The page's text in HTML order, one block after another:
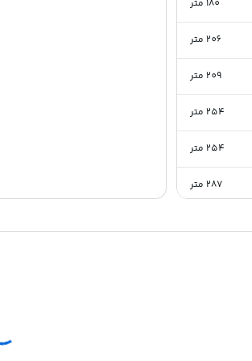
180 متر
206 متر
209 متر
254 متر
254 متر
287 متر